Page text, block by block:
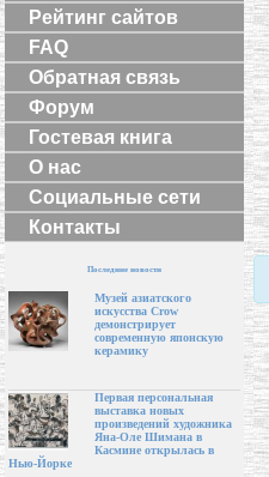
Рейтинг сайтов
FAQ
Обратная связь
Форум
Гостевая книга
О нас
Социальные сети
Контакты
Последние новости
Музей азиатского
искусства Crow
демонстрирует
современную японскую
керамику
Первая персональная
выставка новых
произведений художника
Яна-Оле Шимана в
Касмине открылась в
Нью-Йорке